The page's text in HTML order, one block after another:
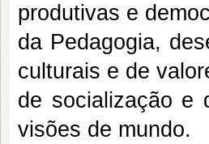
produtivas e
da Pedagogia,
culturais e de
de socialização e
visões de mundo.